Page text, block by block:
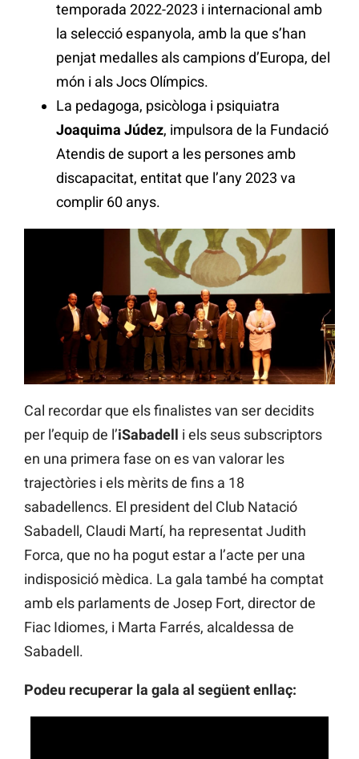
temporada 2022-2023 i internacional amb
la selecció espanyola, amb la que s’han
penjat medalles als campions d’Europa, del
món i als Jocs Olímpics.
La pedagoga, psicòloga i psiquiatra
Joaquima Júdez, impulsora de la Fundació
Atendis de suport a les persones amb
discapacitat, entitat que l’any 2023 va
complir 60 anys.
Cal recordar que els finalistes van ser decidits
per l’equip de l’iSabadell i els seus subscriptors
en una primera fase on es van valorar les
trajectòries i els mèrits de fins a 18
sabadellencs. El president del Club Natació
Sabadell, Claudi Martí, ha representat Judith
Forca, que no ha pogut estar a l’acte per una
indisposició mèdica. La gala també ha comptat
amb els parlaments de Josep Fort, director de
Fiac Idiomes, i Marta Farrés, alcaldessa de
Sabadell.
Podeu recuperar la gala al següent enllaç: